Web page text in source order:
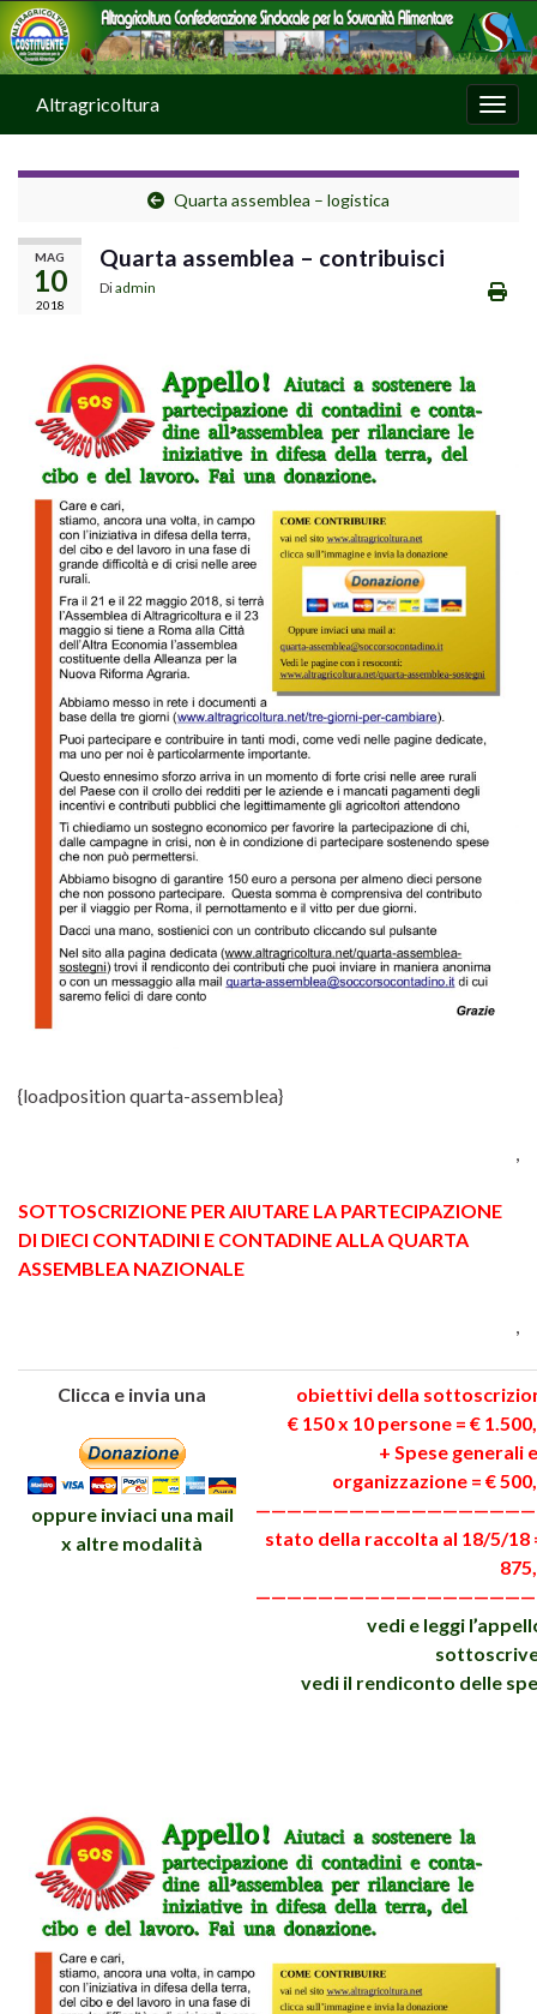
Altragricoltura
Quarta assemblea – logistica
MAG
10
2018
Quarta assemblea – contribuisci
Diadmin
{loadposition quarta-assemblea}
,
SOTTOSCRIZIONE PER AIUTARE LA PARTECIPAZIONE
DI DIECI CONTADINI E CONTADINE ALLA QUARTA
ASSEMBLEA NAZIONALE
,
Clicca e invia una
oppure inviaci una mail
x altre modalità
obiettivi della
€ 150 x 10 persone = €
+ Spese generali
organizzazione = €
stato della raccolta al 18/5/18
vedi e leggi
vedi il rendiconto delle